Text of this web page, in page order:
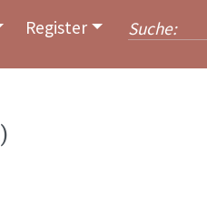
Register
)